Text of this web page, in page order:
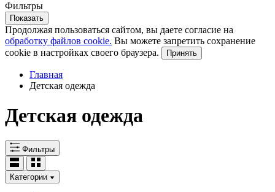
Фильтры
Показать
Продолжая пользоваться сайтом, вы даете согласие на
обработку файлов cookie. Вы можете запретить сохранение
cookie в настройках своего браузера.
Принять
Главная
Детская одежда
Детская одежда
Фильтры
Категории